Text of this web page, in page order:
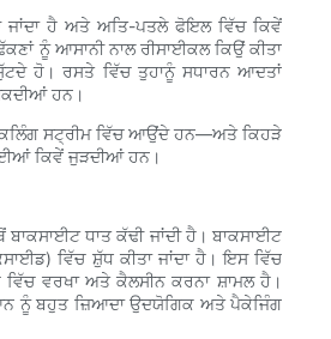
ਹੈ ਅਤੇ ਅਤਿ-ਪਤਲੇ ਫੋਇਲ ਵਿੱਚ ਕਿਵੇਂ
ਨੂੰ ਆਸਾਨੀ ਨਾਲ ਰੀਸਾਈਕਲ ਕਿਉਂ ਕੀਤਾ
ਹੋ। ਰਸਤੇ ਵਿੱਚ ਤੁਹਾਨੂੰ ਸਧਾਰਨ ਆਦਤਾਂ
ਹਨ।
ਸਟ੍ਰੀਮ ਵਿੱਚ ਆਉਂਦੇ ਹਨ—ਅਤੇ ਕਿਹੜੇ
ਕਿਵੇਂ ਜੁੜਦੀਆਂ ਹਨ।
ਧਾਤ ਕੱਢੀ ਜਾਂਦੀ ਹੈ। ਬਾਕਸਾਈਟ
ਵਿੱਚ ਸ਼ੁੱਧ ਕੀਤਾ ਜਾਂਦਾ ਹੈ। ਇਸ ਵਿੱਚ
ਵਰਖਾ ਅਤੇ ਕੈਲਸੀਨ ਕਰਨਾ ਸ਼ਾਮਲ ਹੈ।
ਨੂੰ ਬਹੁਤ ਜ਼ਿਆਦਾ ਉਦਯੋਗਿਕ ਅਤੇ ਪੈਕੇਜਿੰਗ